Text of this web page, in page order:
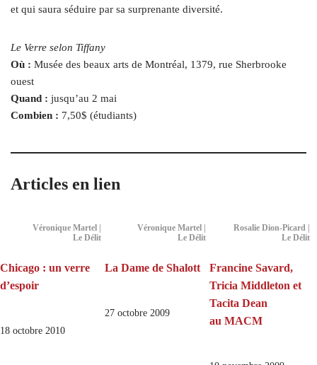
et qui saura séduire par sa surprenante diversité.
Le Verre selon Tiffany
Où : Musée des beaux arts de Montréal, 1379, rue Sherbrooke
ouest
Quand : jusqu’au 2 mai
Combien : 7,50$ (étudiants)
Articles en lien
Véronique Martel |
Le Délit
Chicago : un verre
d’espoir
18 octobre 2010
Véronique Martel |
Le Délit
La Dame de Shalott
27 octobre 2009
Rosalie Dion-Picard |
Le Délit
Francine Savard,
Tricia Middleton et
Tacita Dean
au MACM